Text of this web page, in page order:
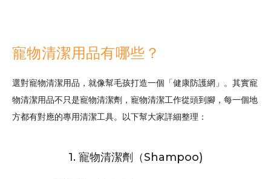
寵物清潔用品有哪些？
選對寵物清潔用品，就像幫毛孩打造一個「健康防護網」。其實寵
物清潔用品不只是寵物清潔劑，寵物清潔工作從頭到腳，每一個地
方都有對應的專用清潔工具。以下幫大家詳細整理：
1. 寵物清潔劑（Shampoo)